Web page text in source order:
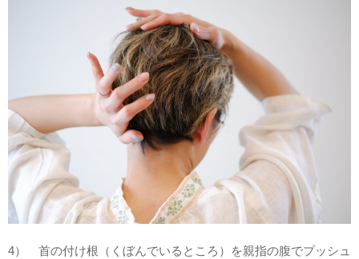
4） 首の付け根（くぼんでいるところ）を親指の腹でプッシュ